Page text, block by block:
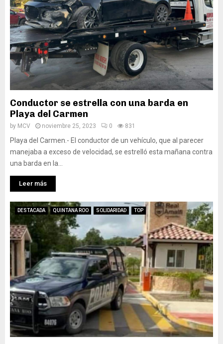
Conductor se estrella con una barda en
Playa del Carmen
by MCV noviembre 25, 2023 0 831
Playa del Carmen.- El conductor de un vehículo, que al parecer
manejaba a exceso de velocidad, se estrelló esta mañana contra
una barda en la...
Leer más
DESTACADA QUINTANA ROO SOLIDARIDAD TOP